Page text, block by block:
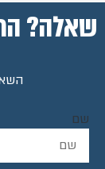
שאלה?
שם